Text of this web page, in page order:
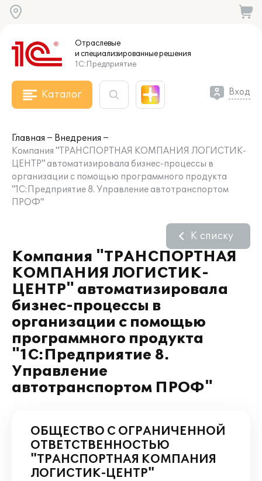
Отраслевые
и специализированныерешения
1С:Предприятие
Каталог Вход
Главная
Внедрения
Компания "ТРАНСПОРТНАЯ КОМПАНИЯ ЛОГИСТИК-
ЦЕНТР" автоматизировала бизнес-процессы в
организации с помощью программного продукта
"1С:Предприятие 8. Управление автотранспортом
ПРОФ"
Компания "ТРАНСПОРТНАЯ
КОМПАНИЯ ЛОГИСТИК-
ЦЕНТР" автоматизировала
бизнес-процессы в
организации с помощью
программного продукта
"1С:Предприятие 8.
Управление
автотранспортом ПРОФ"
К списку
ОБЩЕСТВО С ОГРАНИЧЕННОЙ
ОТВЕТСТВЕННОСТЬЮ
"ТРАНСПОРТНАЯ КОМПАНИЯ
ЛОГИСТИК-ЦЕНТР"